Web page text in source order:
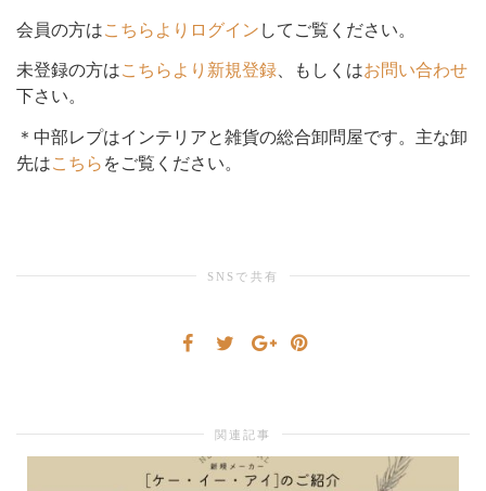
ョ
会員の方はこちらよりログイン してご覧ください。
未登録の方はこちらより新規登録、もしくはお問い合わせ
下さい。
＊中部レプはインテリアと雑貨の総合卸問屋です。主な卸
先はこちら をご覧ください。
SNSで共有
関連記事